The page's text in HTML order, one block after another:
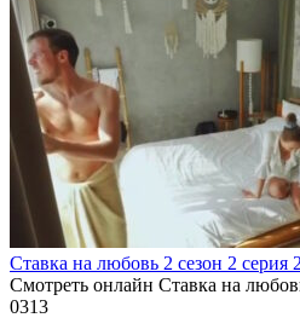
Ставка на любовь 2 сезон 2 серия
Смотреть онлайн Ставка на
0313